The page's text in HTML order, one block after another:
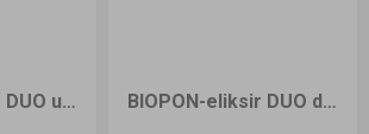
BIOPON-eliksir DUO uniwersalny PAKIET BIOPON-eliksir DUO do storczyka PAKIET